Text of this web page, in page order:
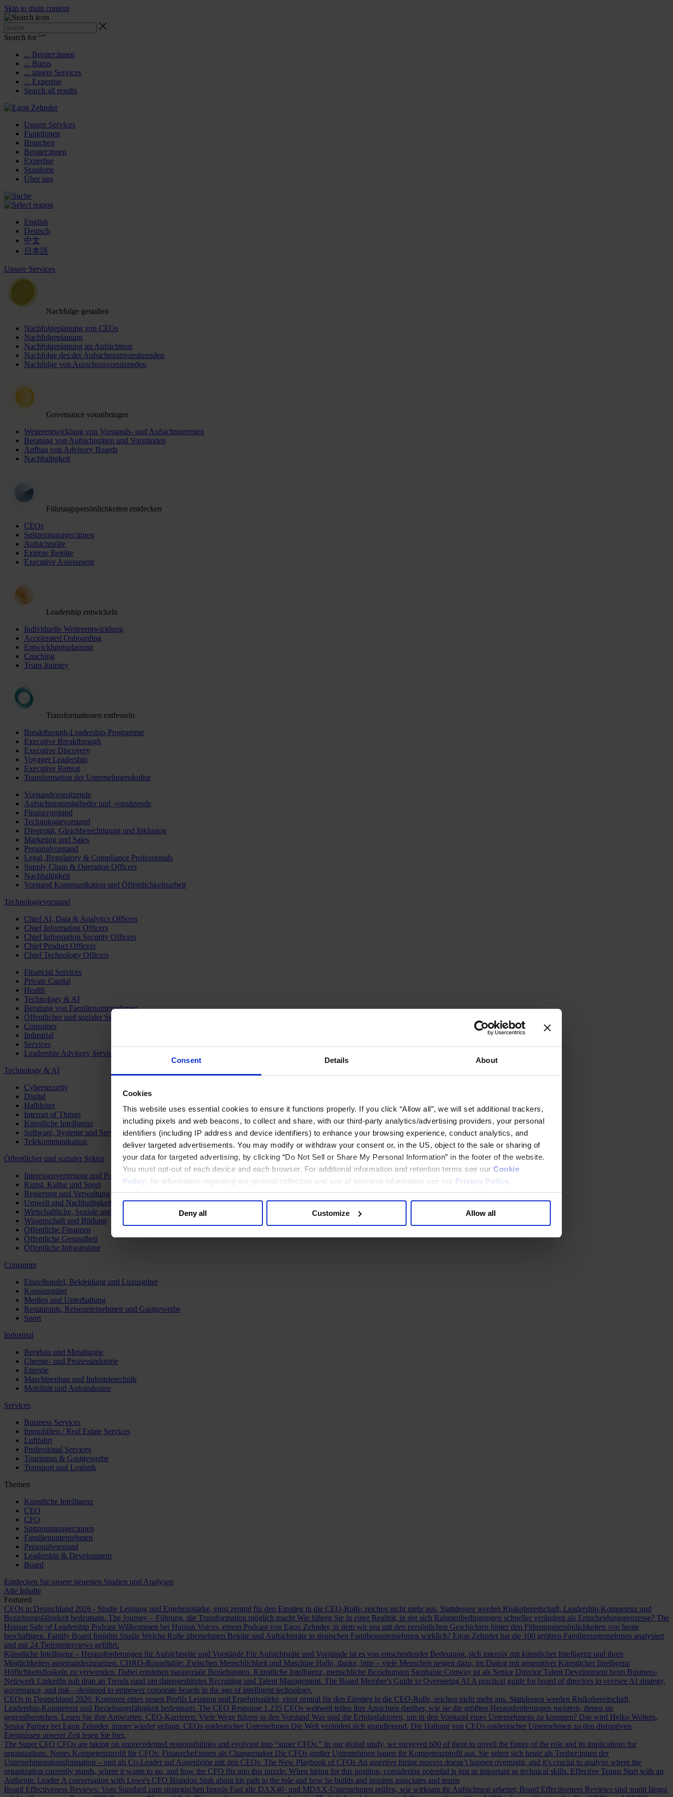
Consent Details About
Cookies
This website uses essential cookies to ensure it functions properly. If you click “Allow all”, we will set additional trackers,
including pixels and web beacons, to collect and share, with our third-party analytics/advertising providers, your personal
identifiers (including IP address and device identifiers) to enhance your browsing experience, conduct analytics, and
deliver targeted advertisements. You may modify or withdraw your consent or, in the US, object to the sale or sharing of
your data for targeted advertising, by clicking “Do Not Sell or Share My Personal Information” in the footer of the website.
You must opt-out of each device and each browser. For additional information and retention terms see our Cookie
Policy; for information regarding our general collection and use of personal information see our Privacy Policy
Deny all Customize Allow all
Skip to main content
Search for “”
... Berater:innen
... Büros
... unsere Services
... Expertise
Search all results
Unsere Services
Funktionen
Branchen
Berater:innen
Expertise
Standorte
Über uns
English
Deutsch
中文
日本語
Unsere Services
Nachfolge gestalten
Nachfolgeplanung von CEOs
Nachfolgeplanung
Nachfolgeplanung im Aufsichtsrat
Nachfolge des:der Aufsichtsratsvorsitzenden
Nachfolge von Ausschussvorsitzenden
Governance voranbringen
Weiterentwicklung von Vorstands- und Aufsichtsgremien
Beratung von Aufsichtsräten und Vorständen
Aufbau von Advisory Boards
Nachhaltigkeit
Führungspersönlichkeiten entdecken
CEOs
Spitzenmanager:innen
Aufsichtsräte
Externe Beiräte
Executive Assessment
Leadership entwickeln
Individuelle Weiterentwicklung
Accelerated Onboarding
Entwicklungsplanung
Coaching
Team Journey
Transformationen entfesseln
Breakthrough-Leadership-Programme
Executive Breakthrough
Executive Discovery
Voyager Leadership
Executive Retreat
Transformation der Unternehmenskultur
Vorstandsvorsitzende
Aufsichtsratsmitglieder und -vorsitzende
Finanzvorstand
Technologievorstand
Diversität, Gleichberechtigung und Inklusion
Marketing und Sales
Personalvorstand
Legal, Regulatory & Compliance Professionals
Supply Chain & Operation Officers
Nachhaltigkeit
Vorstand Kommunikation und Öffentlichkeitsarbeit
Technologievorstand
Chief AI, Data & Analytics Officers
Chief Information Officers
Chief Information Security Officers
Chief Product Officers
Chief Technology Officers
Financial Services
Private Capital
Health
Technology & AI
Beratung von Familienunternehmen
Öffentlicher und sozialer Sektor
Consumer
Industrial
Services
Leadership Advisory Services
Technology & AI
Cybersecurity
Digital
Halbleiter
Internet of Things
Künstliche Intelligenz
Software, Systeme und Services
Telekommunikation
Öffentlicher und sozialer Sektor
Interessenvertretung und Public Affairs
Kunst, Kultur und Sport
Regierung und Verwaltung
Umwelt und Nachhaltigkeit
Wirtschaftliche, Soziale und Humanitäre Entwicklung
Wissenschaft und Bildung
Öffentliche Finanzen
Öffentliche Gesundheit
Öffentliche Infrastruktur
Consumer
Einzelhandel, Bekleidung und Luxusgüter
Konsumgüter
Medien und Unterhaltung
Restaurants, Reiseunternehmen und Gastgewerbe
Sport
Industrial
Bergbau und Metallurgie
Chemie- und Prozessindustrie
Energie
Maschinenbau und Industrietechnik
Mobilität und Autoindustrie
Services
Business Services
Immobilien / Real Estate Services
Luftfahrt
Professional Services
Tourismus & Gastgewerbe
Transport und Logistik
Themen
Künstliche Intelligenz
CEO
CFO
Spitzenmanager:innen
Familienunternehmen
Personalvorstand
Leadership & Development
Board
Entdecken Sie unsere neuesten Studien und Analysen
Alle Inhalte
Featured
CEOs in Deutschland 2026 - Studie Leistung und Ergebnisstärke, einst zentral für den Einstieg in die CEO-Rolle, reichen nicht mehr aus. Stattdessen werden Risikobereitschaft, Leadership-Kompetenz und
Beziehungsfähigkeit bedeutsam. The Journey – Führung, die Transformation möglich macht Wie führen Sie in einer Realität, in der sich Rahmenbedingungen schneller verändern als Entscheidungsprozesse? The
Human Side of Leadership Podcast Willkommen bei Human Voices, einem Podcast von Egon Zehnder, in dem wir uns mit den persönlichen Geschichten hinter den Führungspersönlichkeiten von heute
beschäftigen. Family Board Insights Studie Welche Rolle übernehmen Beiräte und Aufsichtsräte in deutschen Familienunternehmen wirklich? Egon Zehnder hat die 100 größten Familienunternehmen analysiert
und mit 24 Tiefeninterviews geführt.
Künstliche Intelligenz – Herausforderungen für Aufsichtsräte und Vorstände Für Aufsichtsräte und Vorstände ist es von entscheidender Bedeutung, sich intensiv mit künstlicher Intelligenz und ihren
Möglichkeiten auseinanderzusetzen. CHRO-Roundtable: Zwischen Menschlichkeit und Maschine Hallo, danke, bitte – viele Menschen neigen dazu, im Dialog mit generativer Künstlicher Intelligenz
Höflichkeitsfloskeln zu verwenden. Dabei entstehen parasoziale Beziehungen. Künstliche Intelligenz, menschliche Beziehungen Stephanie Conway ist als Senior Director Talent Development beim Business-
Netzwerk LinkedIn nah dran an Trends rund um datengestütztes Recruiting und Talent Management. The Board Member's Guide to Overseeing AI A practical guide for board of directors to oversee AI strategy,
governance, and risk—designed to empower corporate boards in the age of intelligent technology.
CEOs in Deutschland 2026: Konturen eines neuen Profils Leistung und Ergebnisstärke, einst zentral für den Einstieg in die CEO-Rolle, reichen nicht mehr aus. Stattdessen werden Risikobereitschaft,
Leadership-Kompetenz und Beziehungsfähigkeit bedeutsam. The CEO Response 1.235 CEOs weltweit teilen ihre Ansichten darüber, wie sie die größten Herausforderungen meistern, denen sie
gegenüberstehen. Lesen Sie ihre Antworten. CEO-Karrieren: Viele Wege führen in den Vorstand Was sind die Erfolgsfaktoren, um in den Vorstand eines Unternehmens zu kommen? Das wird Heiko Wolters,
Senior Partner bei Egon Zehnder, immer wieder gefragt. CEOs ostdeutscher Unternehmen Die Welt verändert sich grundlegend. Die Haltung von CEOs ostdeutscher Unternehmen zu den disruptiven
Ereignissen unserer Zeit lesen Sie hier.
The Super CFO CFOs are taking on unprecedented responsibilities and evolving into “super CFOs.” In our global study, we surveyed 600 of them to unveil the future of the role and its implications for
organizations. Neues Kompetenzprofil für CFOs: Finanzchef:innen als Changemaker Die CFOs großer Unternehmen bauen ihr Kompetenzprofil aus. Sie sehen sich heute als Treiber:innen der
Unternehmenstransformation – und als Co-Leader auf Augenhöhe mit den CEOs. The New Playbook of CFOs An assertive hiring process doesn’t happen overnight, and it’s crucial to analyze where the
organization currently stands, where it wants to go, and how the CFO fits into this puzzle. When hiring for this position, considering potential is just as important as technical skills. Effective Teams Start with an
Authentic Leader A conversation with Lowe's CFO Brandon Sink about his path to the role and how he builds and inspires associates and teams
Board Effectiveness Reviews: Vom Standard zum strategischen Impuls Fast alle DAX40- und MDAX-Unternehmen prüfen, wie wirksam ihr Aufsichtsrat arbeitet; Board Effectiveness Reviews sind somit längst